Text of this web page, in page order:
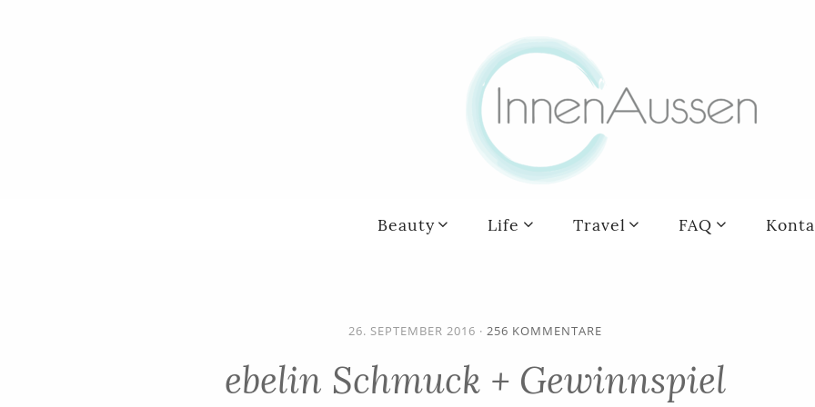
Beauty Life Travel FAQ
26. SEPTEMBER 2016 · 256 KOMMENTARE
ebelin Schmuck + Gewinnspiel